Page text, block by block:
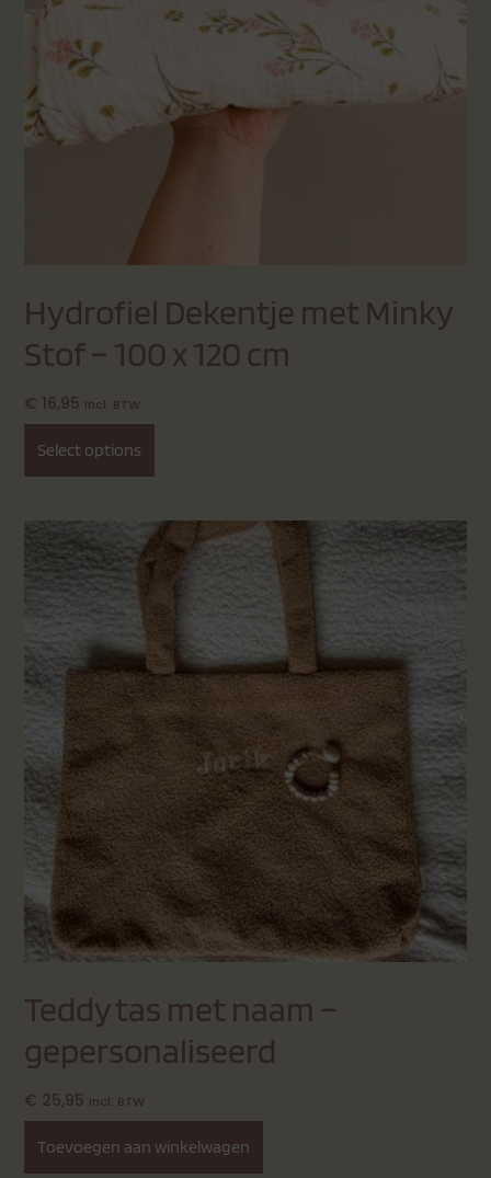
Hydrofiel Dekentje met Minky
Stof – 100 x 120 cm
€ 16,95 Incl. BTW
Select options
Teddy tas met naam –
gepersonaliseerd
€ 25,95 Incl. BTW
Toevoegen aan winkelwagen